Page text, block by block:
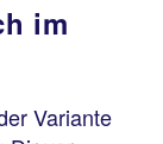
im
Variante